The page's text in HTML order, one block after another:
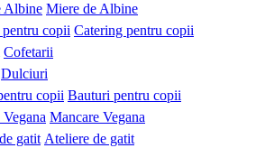
Miere de Albine
Catering pentru copii
Cofetarii
Dulciuri
Bauturi pentru copii
Mancare Vegana
Ateliere de gatit